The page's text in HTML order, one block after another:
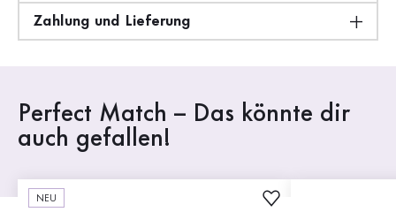
Zahlung und Lieferung
Perfect Match – Das könnte dir
auch gefallen!
NEU